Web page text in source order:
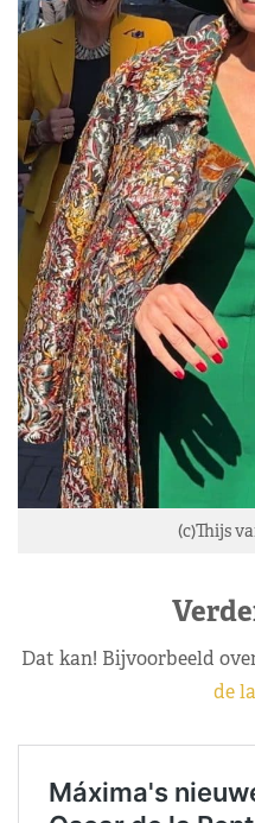
(c)Thijs
Dat kan! Bijvoorbeeld
de